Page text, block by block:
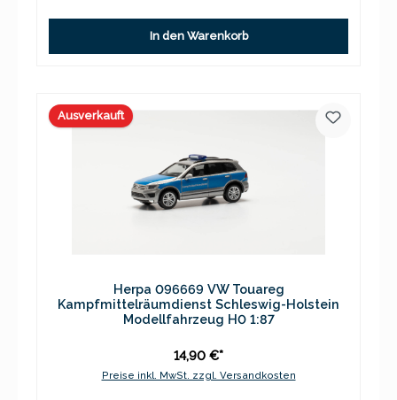
In den Warenkorb
Ausverkauft
Herpa 096669 VW Touareg
Kampfmittelräumdienst Schleswig-Holstein
Modellfahrzeug H0 1:87
14,90 €*
Preise inkl. MwSt. zzgl. Versandkosten